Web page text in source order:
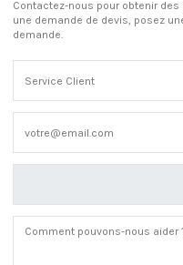
Contactez-nous pour obtenir
une demande de devis, posez
demande.